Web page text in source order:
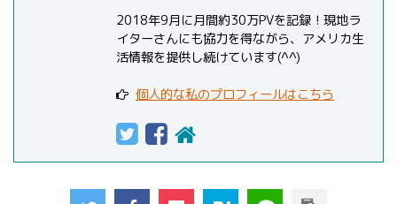
2018年9月に月間約30万PVを記録！現地ラ
イターさんにも協力を得ながら、アメリカ生
活情報を提供し続けています(^^)
個人的な私のプロフィールはこちら